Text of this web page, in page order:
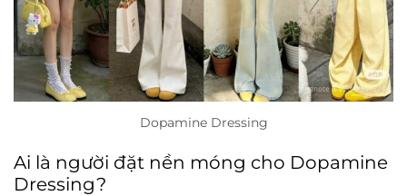
Dopamine Dressing
Ai là người đặt nền móng cho Dopamine
Dressing?